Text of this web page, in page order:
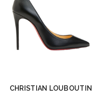
CHRISTIAN LOUBOUTIN